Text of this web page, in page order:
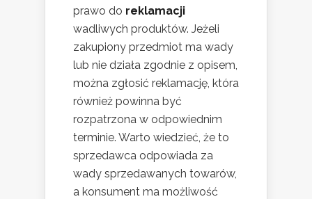
prawo do reklamacji
wadliwych produktów. Jeżeli
zakupiony przedmiot ma wady
lub nie działa zgodnie z opisem,
można zgłosić reklamację, która
również powinna być
rozpatrzona w odpowiednim
terminie. Warto wiedzieć, że to
sprzedawca odpowiada za
wady sprzedawanych towarów,
a konsument ma możliwość